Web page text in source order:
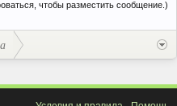
чтобы разместить сообщение.)